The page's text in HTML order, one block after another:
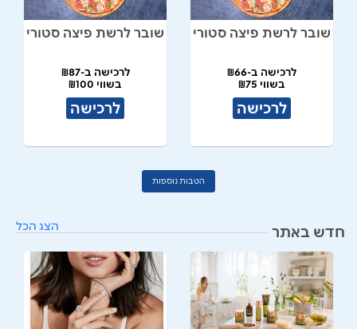
שובר לרשת פיצה סטורי
לרכישה ב-₪66
בשווי ₪75
לרכישה
שובר לרשת פיצה סטורי
לרכישה ב-₪87
בשווי ₪100
לרכישה
הטבות נוספות
חדש באתר הצג הכל